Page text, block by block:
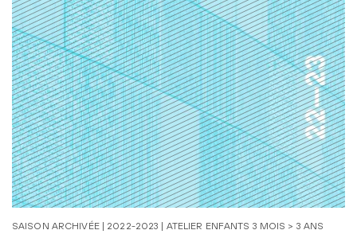
SAISON ARCHIVÉE | 2022-2023 | ATELIER ENFANTS 3 MOIS > 3 ANS